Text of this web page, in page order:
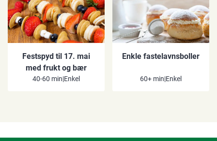
Festspyd til 17. mai
med frukt og bær
40-60 min|Enkel
Enkle fastelavnsboller
60+ min|Enkel